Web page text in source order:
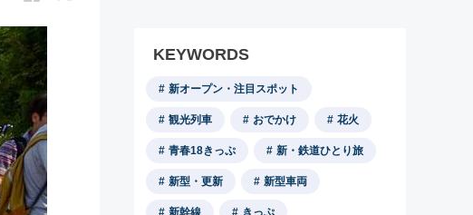
KEYWORDS
新オープン・注目スポット
観光列車 おでかけ 花火
青春18きっぷ 新・鉄道ひとり旅
新型・更新 新型車両
新幹線 きっぷ